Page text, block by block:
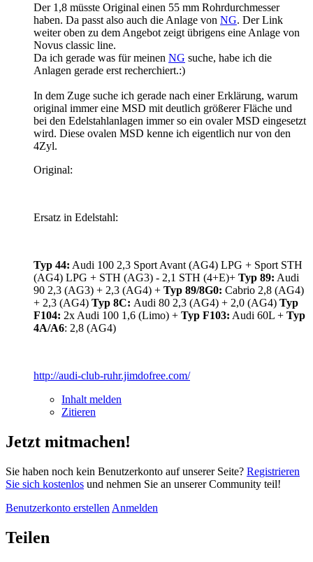
Der 1,8 müsste Original einen 55 mm Rohrdurchmesser
haben. Da passt also auch die Anlage von NG. Der Link
weiter oben zu dem Angebot zeigt übrigens eine Anlage von
Novus classic line.
Da ich gerade was für meinen NG suche, habe ich die
Anlagen gerade erst recherchiert.:)
In dem Zuge suche ich gerade nach einer Erklärung, warum
original immer eine MSD mit deutlich größerer Fläche und
bei den Edelstahlanlagen immer so ein ovaler MSD eingesetzt
wird. Diese ovalen MSD kenne ich eigentlich nur von den
4Zyl.
Original:
Ersatz in Edelstahl:
Typ 44: Audi 100 2,3 Sport Avant (AG4) LPG + Sport STH
(AG4) LPG + STH (AG3) - 2,1 STH (4+E)+ Typ 89: Audi
90 2,3 (AG3) + 2,3 (AG4) + Typ 89/8G0: Cabrio 2,8 (AG4)
+ 2,3 (AG4) Typ 8C: Audi 80 2,3 (AG4) + 2,0 (AG4) Typ
F104: 2x Audi 100 1,6 (Limo) + Typ F103: Audi 60L + Typ
4A/A6: 2,8 (AG4)
http://audi-club-ruhr.jimdofree.com/
Inhalt melden
Zitieren
Jetzt mitmachen!
Sie haben noch kein Benutzerkonto auf unserer Seite? Registrieren
Sie sich kostenlos und nehmen Sie an unserer Community teil!
Benutzerkonto erstellen Anmelden
Teilen